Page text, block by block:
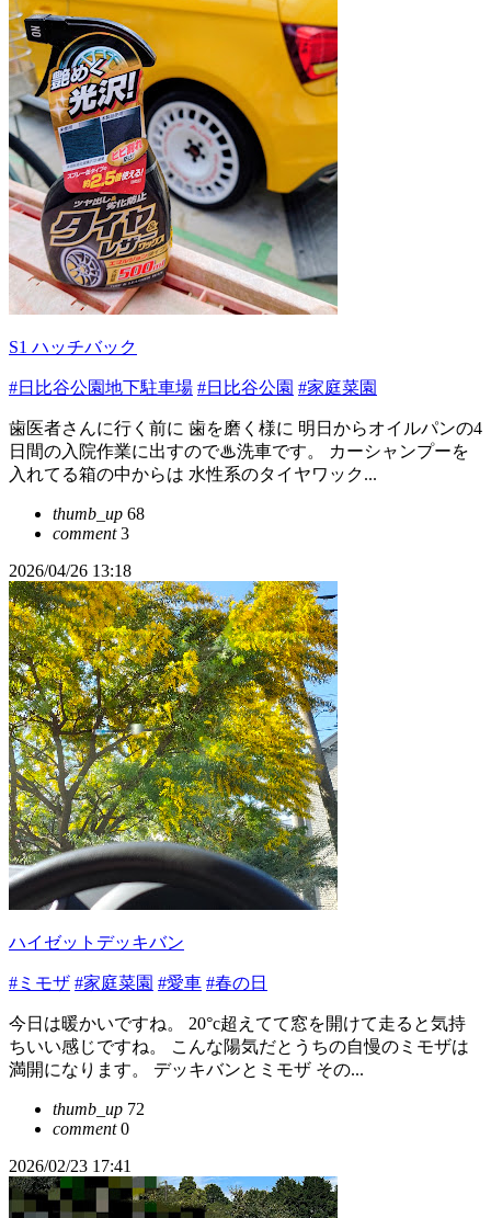
S1 ハッチバック
#日比谷公園地下駐車場 #日比谷公園 #家庭菜園
歯医者さんに行く前に 歯を磨く様に 明日からオイルパンの4
日間の入院作業に出すので♨洗車です。 カーシャンプーを
入れてる箱の中からは 水性系のタイヤワック...
thumb_up 68
comment3
2026/04/26 13:18
ハイゼットデッキバン
#ミモザ #家庭菜園 #愛車 #春の日
今日は暖かいですね。 20°c超えてて窓を開けて走ると気持
ちいい感じですね。 こんな陽気だとうちの自慢のミモザは
満開になります。 デッキバンとミモザ その...
thumb_up 72
comment0
2026/02/23 17:41